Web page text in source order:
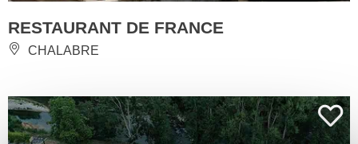
RESTAURANT DE FRANCE
CHALABRE